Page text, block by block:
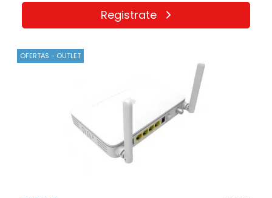
Registrate
OFERTAS - OUTLET